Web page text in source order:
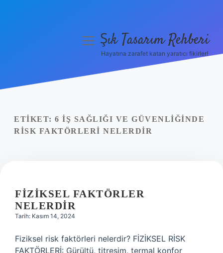
Yasal Uyarı
menüyüŞık Tasarım Rehberi
Hayatına zarafet katan yaratıcı fikirler!
ETIKET: 6 İŞ SAĞLIĞI VE GÜVENLIĞINDE
RISK FAKTÖRLERI NELERDIR
FIZIKSEL FAKTÖRLER
NELERDIR
Tarih: Kasım 14, 2024
Fiziksel risk faktörleri nelerdir? FİZİKSEL RİSK
FAKTÖRLERİ: Gürültü, titreşim, termal konfor